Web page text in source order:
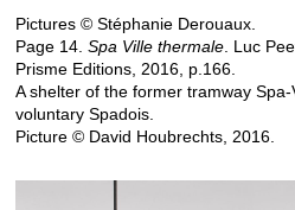
Pictures © Stéphanie Derouaux.
Page 14. Spa Ville thermale . Luc
Prisme Editions, 2016, p.166.
A shelter of the former tramway
voluntary Spadois.
Picture © David Houbrechts, 2016.